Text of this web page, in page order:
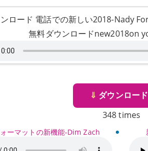
ロード 電話での新しい2018-Nady
無料ダウンロードnew2018on
⇓ ダウンロード
348 times
ーマットの新機能-Dim Zach